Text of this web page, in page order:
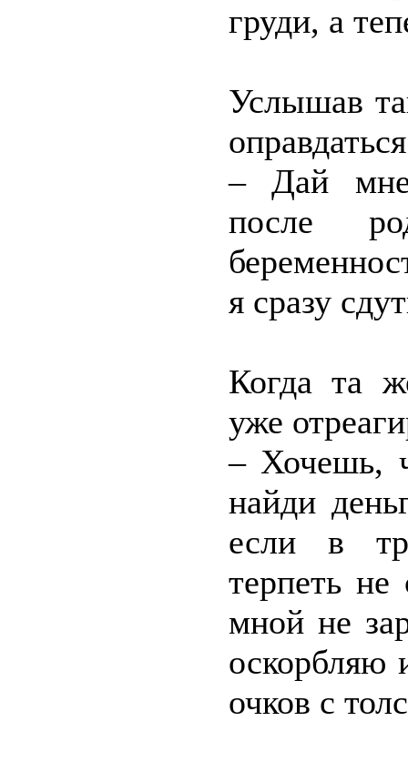
груди, а
Услышав
– Дай мне
после
я сразу
Когда та
уже
– Хочешь,
найди
если в
терпеть
мной не
оскорбляю
очков с